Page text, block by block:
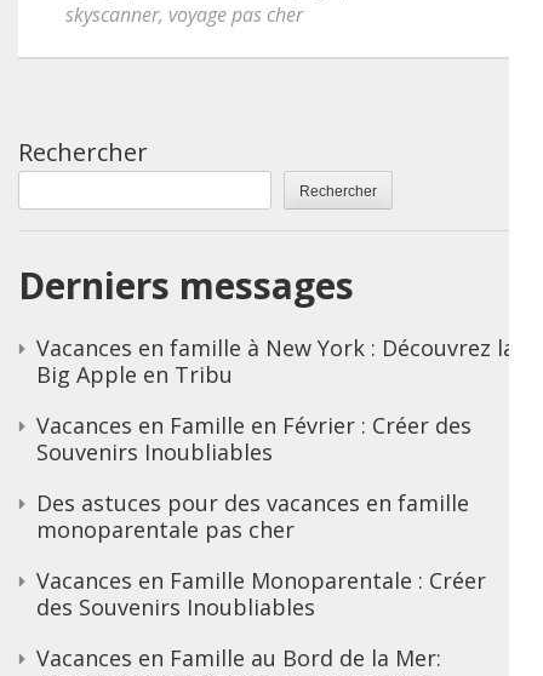
skyscanner, voyage pas cher
Rechercher
Rechercher
Derniers messages
Vacances en famille à New York : Découvrez la
Big Apple en Tribu
Vacances en Famille en Février : Créer des
Souvenirs Inoubliables
Des astuces pour des vacances en famille
monoparentale pas cher
Vacances en Famille Monoparentale : Créer
des Souvenirs Inoubliables
Vacances en Famille au Bord de la Mer: